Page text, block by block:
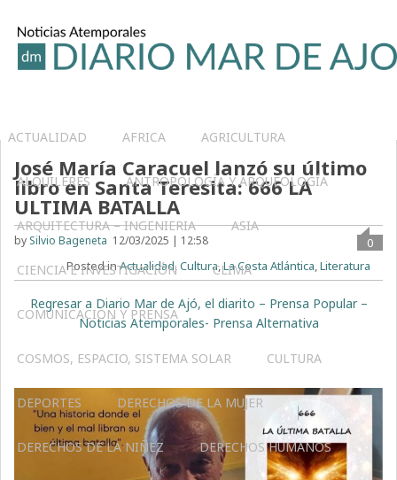
ACTUALIDAD AFRICA AGRICULTURA
ALQUILERES ANTROPOLOGÍA Y ARQUEOLOGÍA
ARQUITECTURA – INGENIERIA ASIA
CIENCIA E INVESTIGACIÓN CLIMA
COMUNICACIÓN Y PRENSA
COSMOS, ESPACIO, SISTEMA SOLAR CULTURA
DEPORTES DERECHOS DE LA MUJER
DERECHOS DE LA NIÑEZ DERECHOS HUMANOS
José María Caracuel lanzó su último
libro en Santa Teresita: 666 LA
ULTIMA BATALLA
by Silvio Bageneta 12/03/2025 | 12:58
0
Posted inActualidad,Cultura,La Costa Atlántica,Literatura
Regresar a Diario Mar de Ajó, el diarito – Prensa Popular –
Noticias Atemporales- Prensa Alternativa